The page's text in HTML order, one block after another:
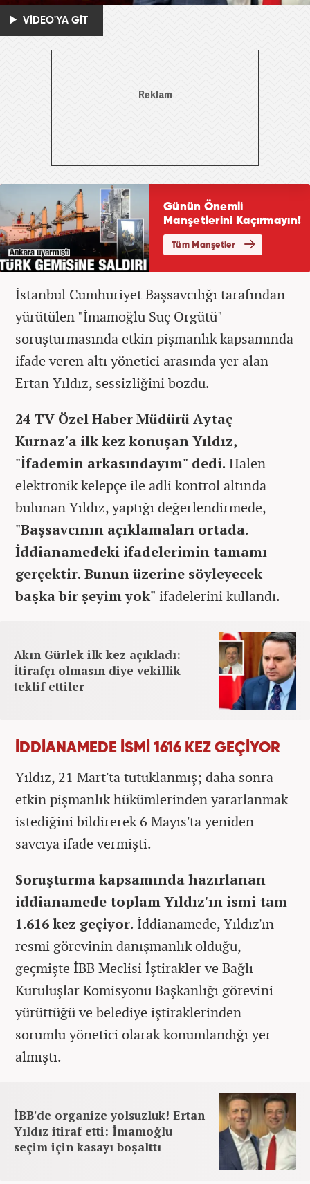
VİDEO'YA GİT
İstanbul Cumhuriyet Başsavcılığı tarafından
yürütülen "İmamoğlu Suç Örgütü"
soruşturmasında etkin pişmanlık kapsamında
ifade veren altı yönetici arasında yer alan
Ertan Yıldız, sessizliğini bozdu.
24 TV Özel Haber Müdürü Aytaç
Kurnaz'a ilk kez konuşan Yıldız,
"İfademin arkasındayım" dedi. Halen
elektronik kelepçe ile adli kontrol altında
bulunan Yıldız, yaptığı değerlendirmede,
"Başsavcının açıklamaları ortada.
İddianamedeki ifadelerimin tamamı
gerçektir. Bunun üzerine söyleyecek
başka bir şeyim yok" ifadelerini kullandı.
Akın Gürlek ilk kez açıkladı:
İtirafçı olmasın diye vekillik
teklif ettiler
İDDİANAMEDE İSMİ 1616 KEZ GEÇİYOR
Yıldız, 21 Mart'ta tutuklanmış; daha sonra
etkin pişmanlık hükümlerinden yararlanmak
istediğini bildirerek 6 Mayıs'ta yeniden
savcıya ifade vermişti.
Soruşturma kapsamında hazırlanan
iddianamede toplam Yıldız'ın ismi tam
1.616 kez geçiyor. İddianamede, Yıldız'ın
resmi görevinin danışmanlık olduğu,
geçmişte İBB Meclisi İştirakler ve Bağlı
Kuruluşlar Komisyonu Başkanlığı görevini
yürüttüğü ve belediye iştiraklerinden
sorumlu yönetici olarak konumlandığı yer
almıştı.
İBB'de organize yolsuzluk! Ertan
Yıldız itiraf etti: İmamoğlu
seçim için kasayı boşalttı